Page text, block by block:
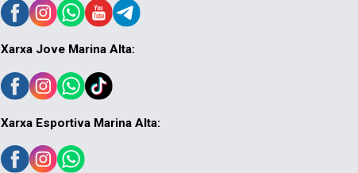
Xarxa Jove Marina Alta:
Xarxa Esportiva Marina Alta: